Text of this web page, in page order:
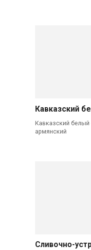
Кавказский
Кавказский белый
армянский
Сливочно-